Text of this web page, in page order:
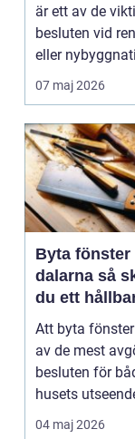
är ett av de
besluten vid
eller
Taket på...
07 maj 2026
Byta fönster
dalarna så skapar
du ett
vackert hus
Att byta
av de mest
besluten för
husets
04 maj 2026